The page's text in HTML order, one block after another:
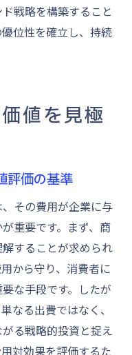
戦略を構築すること
位性を確立し、持続
値を見極
評価の基準
その費用が企業に与
重要です。まず、商
することが求められ
から守り、消費者に
な手段です。したが
なる出費ではなく、
る戦略的投資と捉え
対効果を評価するた